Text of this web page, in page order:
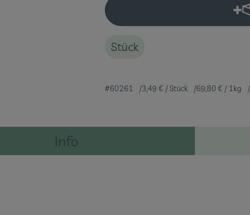
Stück
#60261 3,49 € / Stück 69,80 € / 1kg
Info